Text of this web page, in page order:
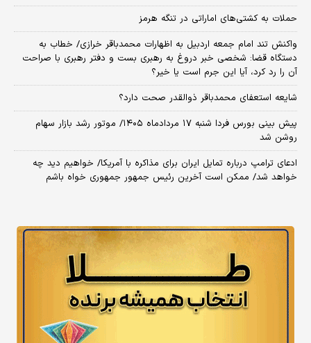
حملات به کشتی‌های اماراتی در تنگه هرمز
واکنش تند امام جمعه اردبیل به اظهارات محمدباقر خرازی/ خطاب به
دستگاه قضا: شخصی خبر دروغ به رهبری بست و دفتر رهبری با صراحت
آن را رد کرد، آیا این جرم است یا خیر؟
شایعه استعفای محمدباقر ذوالقدر صحت دارد؟
پیش بینی بورس فردا شنبه ۱۷ مردادماه ۱۴۰۵/ موتور رشد بازار سهام
روشن شد
ادعای ترامپ درباره تمایل ایران برای مذاکره با آمریکا/ خواهیم دید چه
خواهد شد/ ممکن است آخرین رئیس‌ جمهور جمهوری خواه باشم